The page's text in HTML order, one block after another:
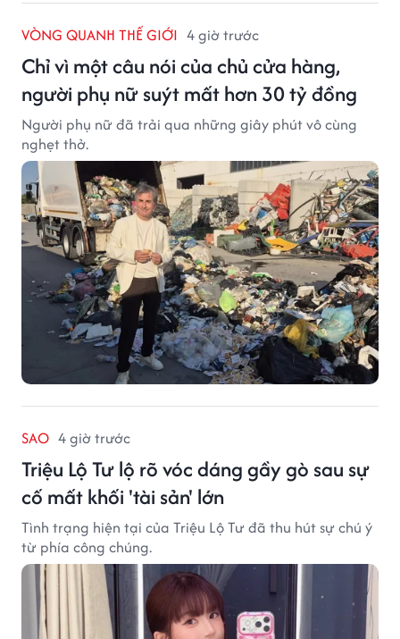
VÒNG QUANH THẾ GIỚI 4 giờ trước
Chỉ vì một câu nói của chủ cửa hàng,
người phụ nữ suýt mất hơn 30 tỷ đồng
Người phụ nữ đã trải qua những giây phút vô cùng
nghẹt thở.
SAO 4 giờ trước
Triệu Lộ Tư lộ rõ vóc dáng gầy gò sau sự
cố mất khối 'tài sản' lớn
Tình trạng hiện tại của Triệu Lộ Tư đã thu hút sự chú ý
từ phía công chúng.